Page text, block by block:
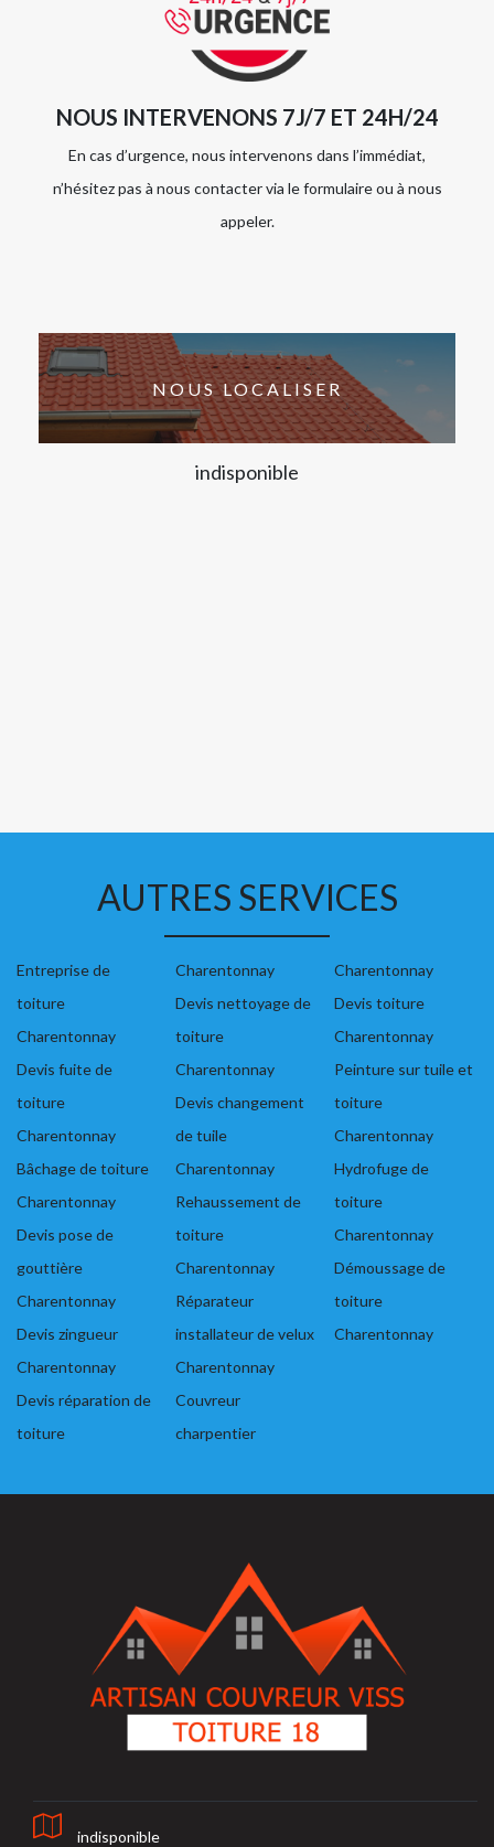
NOUS INTERVENONS 7J/7 ET 24H/24
En cas d’urgence, nous intervenons dans l’immédiat,
n’hésitez pas à nous contacter via le formulaire ou à nous
appeler.
NOUS LOCALISER
indisponible
AUTRES SERVICES
Entreprise de
toiture
Charentonnay
Devis fuite de
toiture
Charentonnay
Bâchage de toiture
Charentonnay
Devis pose de
gouttière
Charentonnay
Devis zingueur
Charentonnay
Devis réparation de
toiture
Charentonnay
Devis nettoyage de
toiture
Charentonnay
Devis changement
de tuile
Charentonnay
Rehaussement de
toiture
Charentonnay
Réparateur
installateur de velux
Charentonnay
Couvreur
charpentier
Charentonnay
Devis toiture
Charentonnay
Peinture sur tuile et
toiture
Charentonnay
Hydrofuge de
toiture
Charentonnay
Démoussage de
toiture
Charentonnay
indisponible